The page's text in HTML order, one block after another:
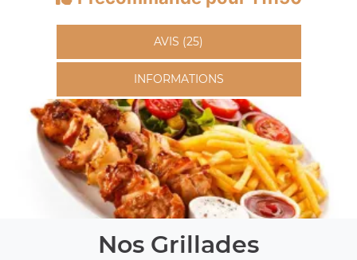
AVIS (25)
INFORMATIONS
Nos Grillades